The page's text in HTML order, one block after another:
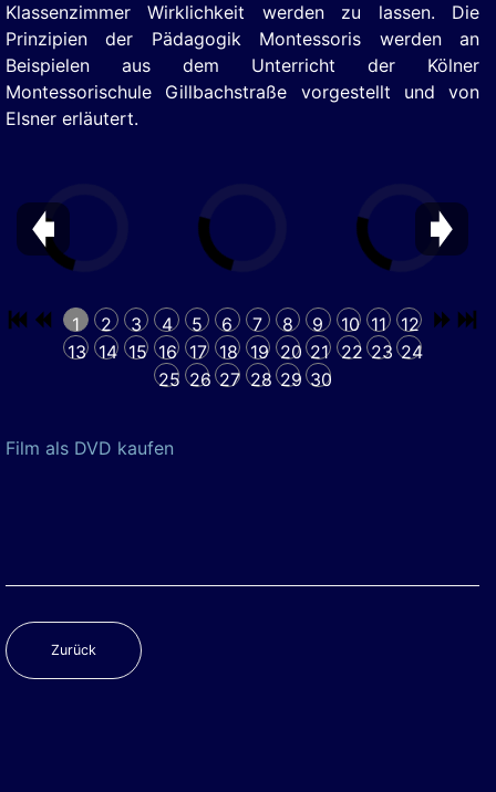
Klassenzimmer Wirklichkeit werden zu lassen. Die
Prinzipien der Pädagogik Montessoris werden an
Beispielen aus dem Unterricht der Kölner
Montessorischule Gillbachstraße vorgestellt und von
Elsner erläutert.
1 2 3 4 5 6 7 8 9 10 11
12
13 14 15 16 17 18 19 20 21 22 23 24
25 26 27 28 29 30
Film als DVD kaufen
Zurück